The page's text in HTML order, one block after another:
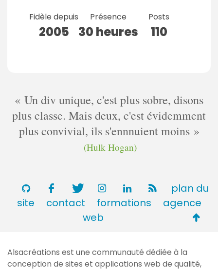
Fidèle depuis
2005
Présence
30 heures
Posts
110
Un div unique, c'est plus sobre, disons
plus classe. Mais deux, c'est évidemment
plus convivial, ils s'ennnuient moins
(Hulk Hogan)
plan du
site
contact formations
agence
web
de
Alsacréations est une communauté dédiée à la
conception de sites et applications web de qualité,